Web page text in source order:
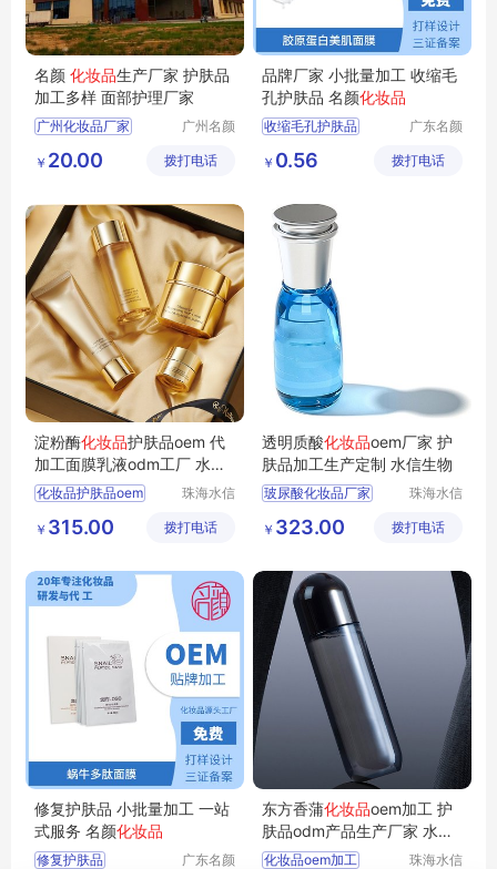
名颜 化妆品生产厂家 护肤品
加工多样 面部护理厂家
广州化妆品厂家
护肤品加工
广州名颜
限公司
￥ 20.00 拨打电话
品牌厂家 小批量加工 收缩毛
孔护肤品 名颜化妆品
收缩毛孔护肤品
护肤品定制贴牌
化妆品OEM贴牌
广东名颜
限公司
￥ 0.56 拨打电话
淀粉酶化妆品护肤品oem 代
加工面膜乳液odm工厂 水信
生物
化妆品护肤品oem
化妆品代生产
水信生物
珠海水信
有限公司
￥ 315.00 拨打电话
透明质酸化妆品oem厂家 护
肤品加工生产定制 水信生物
玻尿酸化妆品厂家
odm化妆品加工厂家
水信生物
珠海水信
有限公司
￥ 323.00 拨打电话
修复护肤品 小批量加工 一站
式服务 名颜化妆品
修复护肤品 广东名颜
东方香蒲化妆品oem加工 护
肤品odm产品生产厂家 水信
生物
化妆品oem加工 珠海水信